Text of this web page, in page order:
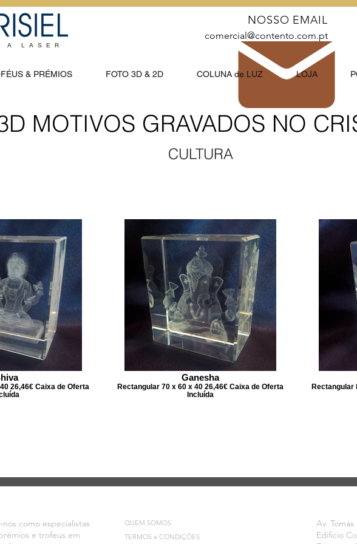
A LASER
NOSSO EMAIL
comercial@contento.com.pt
& PRÉMIOS FOTO 3D & 2D COLUNA de LUZ LOJA
MOTIVOS GRAVADOS NO
CULTURA
26,46€ Caixa de Oferta
Ganesha
Rectangular 70 x 60 x 40 26,46€ Caixa de Oferta
Incluída
Rectangular
como especialistas
e trofeus em
QUEM SOMOS
TERMOS e CONDIÇÕES
Av.
Edifício